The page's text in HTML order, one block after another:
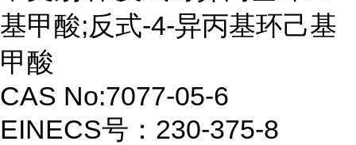
基甲酸;反式-4-异丙基环己基
甲酸
CAS No:7077-05-6
EINECS号：230-375-8